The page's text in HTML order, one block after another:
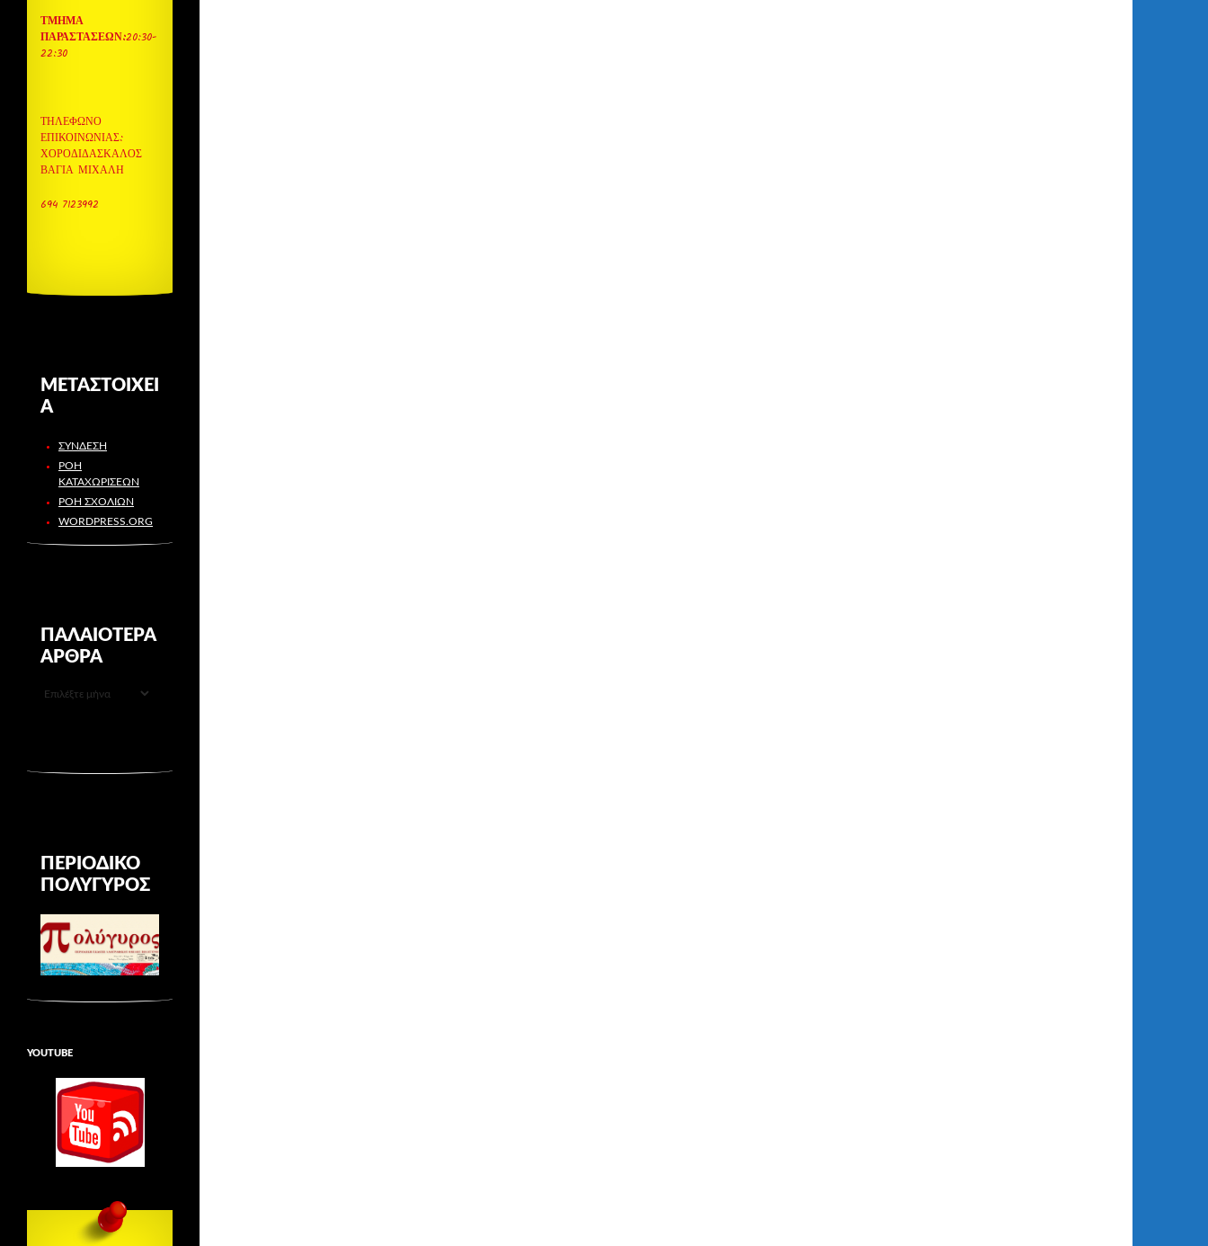
ΤΜΗΜΑ
ΠΑΡΑΣΤΑΣΕΩΝ:20:30-
22:30
ΤΗΛΈΦΩΝΟ
ΕΠΙΚΟΙΝΩΝΊΑΣ:
ΧΟΡΟΔΙΔΑΣΚΑΛΟΣ
ΒΆΓΙΑ ΜΙΧΆΛΗ
694 7123992
ΜΕΤΑΣΤΟΙΧΕΊ
Α
ΣΎΝΔΕΣΗ
ΡΟΉ
ΚΑΤΑΧΩΡΊΣΕΩΝ
ΡΟΉ ΣΧΟΛΊΩΝ
WORDPRESS.ORG
ΠΑΛΑΙΌΤΕΡΑ
ΆΡΘΡΑ
ΠΑΛΑΙΌΤΕΡΑ
ΠΕΡΙΟΔΙΚΌ
ΠΟΛΎΓΥΡΟΣ
YOUTUBE